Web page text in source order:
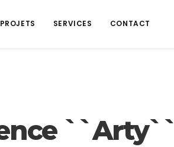
PROJETS SERVICES CONTACT
``Arty``